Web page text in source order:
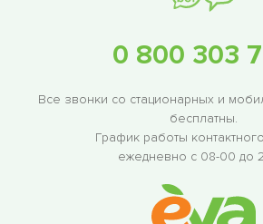
0 800 303
Все звонки со стационарных и
бесплатны.
График работы
ежедневно с 08-00 до